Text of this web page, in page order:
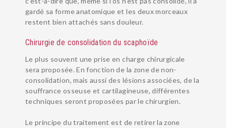
RÉÉDUCATION ET ORTHÈSE
ANESTHÉSIE
BLOG SANTÉ
gardé sa forme anatomique et les deux morceaux
restent bien attachés sans douleur.
Chirurgie de consolidation du scaphoïde
Le plus souvent une prise en charge chirurgicale
sera proposée. En fonction de la zone de non-
consolidation, mais aussi des lésions associées, de la
souffrance osseuse et cartilagineuse, différentes
techniques seront proposées par le chirurgien.
Le principe du traitement est de retirer la zone